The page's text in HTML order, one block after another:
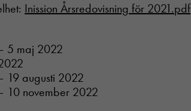
Inission Årsredovisning för 2021.pdf
5 maj 2022
19 augusti 2022
10 november 2022